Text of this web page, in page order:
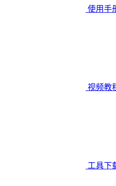
使用手
视频教
工具下